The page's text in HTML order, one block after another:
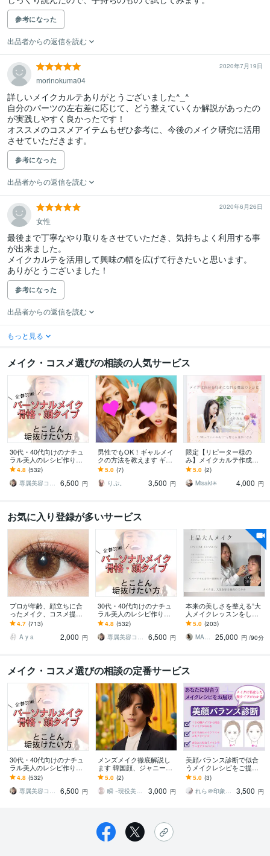
参考になった
出品者からの返信を読む
2020年7月19日
morinokuma04
詳しいメイクカルテありがとうございました^_^
自分のパーツの左右差に応じて、どう整えていくか解説があったの
が実践しやすく良かったです！
オススメのコスメアイテムもぜひ参考に、今後のメイク研究に活用
させていただきます。
参考になった
出品者からの返信を読む
2020年6月26日
女性
最後まで丁寧なやり取りをさせていただき、気持ちよく利用する事
が出来ました。
メイクカルテを活用して興味の幅を広げて行きたいと思います。
ありがとうございました！
参考になった
出品者からの返信を読む
もっと見る
メイク・コスメ選びの相談の人気サービス
30代・40代向けのナチュ
ラル美人のレシピ作りま
す “整えメイク”アドバイ
ス｜大人のためのシンプ
ルメイク術
4.8 (532)
専属美容コーチ☆Moe
6,500 円
男性でもOK！ギャルメイ
クの方法を教えます ギャ
ルメイク一度はしてみた
い！ギャルに憧れがあ
る！方向け
5.0 (7)
りぷ。
3,500 円
限定【リピーター様の
み】メイクカルテ作成し
ます 診断結果に合わせて
似合わせメイクを提案し
ます
5.0 (2)
Misaki✳︎
4,000 円
お気に入り登録が多いサービス
プロが年齢、顔立ちに合
ったメイク、コスメ提案
します 【垢抜け応援】初
心者さん大歓迎！ 今の自
分に合うメイク更新♪
4.7 (713)
A y a
2,000 円
30代・40代向けのナチュ
ラル美人のレシピ作りま
す “整えメイク”アドバイ
ス｜大人のためのシンプ
ルメイク術
4.8 (532)
専属美容コーチ☆Moe
6,500 円
本来の美しさを整える”大
人メイクレッスンをしま
す メイク迷子卒業。カラ
ー診断×コスメ、スキンケ
アメイク完全提案
5.0 (203)
MAKI｜大人のメイク講師
25,000 円 /90分
メイク・コスメ選びの相談の定番サービス
30代・40代向けのナチュ
ラル美人のレシピ作りま
す “整えメイク”アドバイ
ス｜大人のためのシンプ
ルメイク術
4.8 (532)
専属美容コーチ☆Moe
6,500 円
メンズメイク徹底解説し
ます 韓国顔、ジャニーズ
顔、俳優顔、、秘密はメ
イクに！
5.0 (2)
瞬 ｰ現役美容部員ｰ
3,000 円
美顔バランス診断で似合
うメイクレシピをご提案
します メイクに特化した
顔タイプの診断で、垢抜
けメイクがわかる！
5.0 (3)
れら＠印象アップスタイリスト
3,500 円